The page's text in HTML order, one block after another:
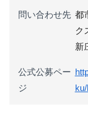
問い合わせ先 都
ク
新
公式公募ペー
ジ